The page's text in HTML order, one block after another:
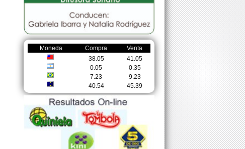
Moneda Compra
Venta
38.05
41.05
0.05
0.35
7.23
9.23
40.54
45.39